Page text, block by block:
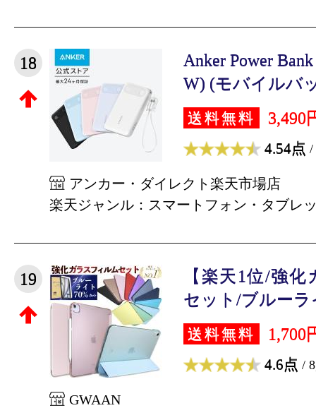
18
Anker Power
W) (モバイルバ
送料無料 3,490
4.54点 /
アンカー・ダイレクト楽天市場店
楽天ジャンル：スマートフォン・タブレ
19
【楽天1位/強
セット/ブルーラ
送料無料 1,700
4.6点 /
GWAAN